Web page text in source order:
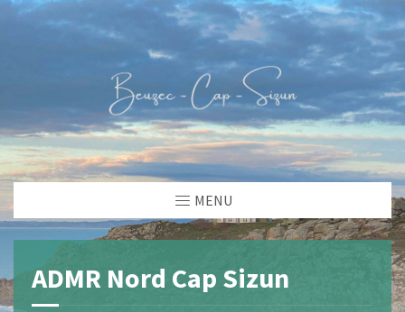
MENU
ADMR Nord Cap Sizun